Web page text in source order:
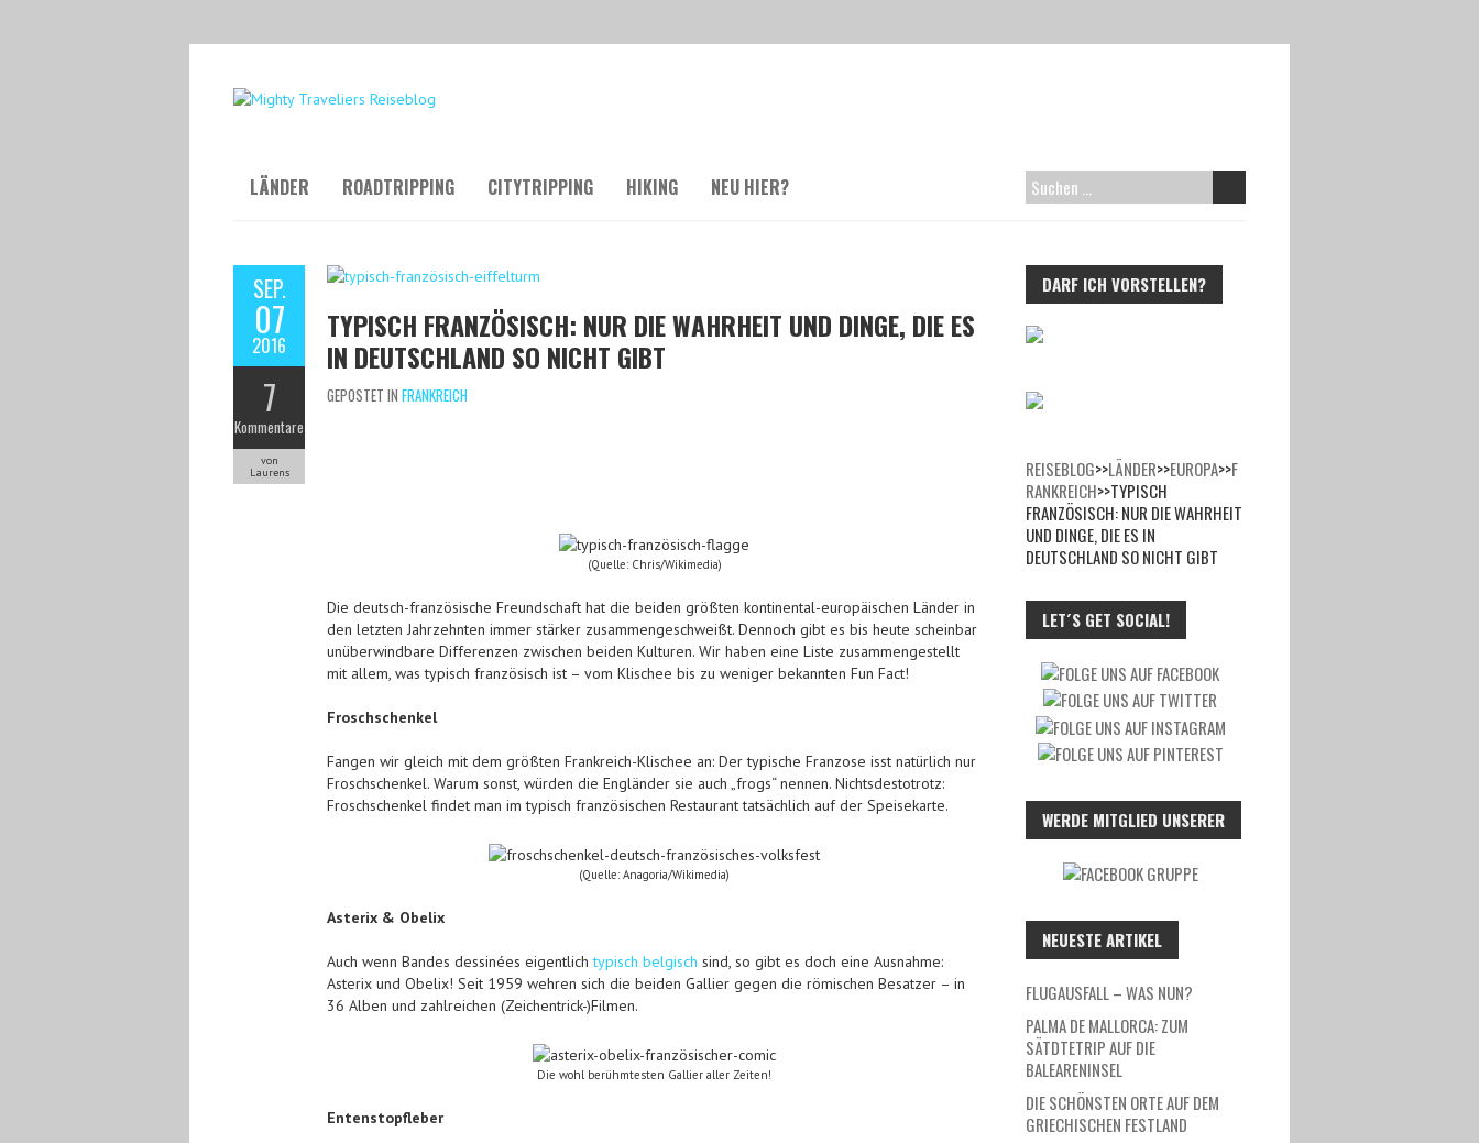
LÄNDER ROADTRIPPING CITYTRIPPING HIKING NEU HIER?
SUCHEN
SEP.
07
2016
7
Kommentare
von
Laurens
TYPISCH FRANZÖSISCH: NUR DIE WAHRHEIT UND DINGE, DIE ES
IN DEUTSCHLAND SO NICHT GIBT
GEPOSTET IN FRANKREICH
(Quelle: Chris/Wikimedia)
Die deutsch-französische Freundschaft hat die beiden größten kontinental-europäischen Länder in
den letzten Jahrzehnten immer stärker zusammengeschweißt. Dennoch gibt es bis heute scheinbar
unüberwindbare Differenzen zwischen beiden Kulturen. Wir haben eine Liste zusammengestellt
mit allem, was typisch französisch ist – vom Klischee bis zu weniger bekannten Fun Fact!
Froschschenkel
Fangen wir gleich mit dem größten Frankreich-Klischee an: Der typische Franzose isst natürlich nur
Froschschenkel. Warum sonst, würden die Engländer sie auch „frogs“ nennen. Nichtsdestotrotz:
Froschschenkel findet man im typisch französischen Restaurant tatsächlich auf der Speisekarte.
(Quelle: Anagoria/Wikimedia)
Asterix & Obelix
Auch wenn Bandes dessinées eigentlichtypisch belgisch sind, so gibt es doch eine Ausnahme:
Asterix und Obelix! Seit 1959 wehren sich die beiden Gallier gegen die römischen Besatzer – in
36 Alben und zahlreichen (Zeichentrick-)Filmen.
Die wohl berühmtesten Gallier aller Zeiten!
Entenstopfleber
DARF ICH VORSTELLEN?
REISEBLOG>>LÄNDER>>EUROPA>>F
RANKREICH>>TYPISCH
FRANZÖSISCH: NUR DIE WAHRHEIT
UND DINGE, DIE ES IN
DEUTSCHLAND SO NICHT GIBT
LET´S GET SOCIAL!
WERDE MITGLIED UNSERER
NEUESTE ARTIKEL
FLUGAUSFALL – WAS NUN?
PALMA DE MALLORCA: ZUM
SÄTDTETRIP AUF DIE
BALEARENINSEL
DIE SCHÖNSTEN ORTE AUF DEM
GRIECHISCHEN FESTLAND